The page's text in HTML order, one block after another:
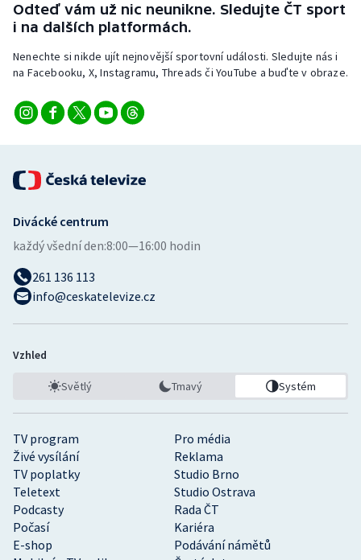
Odteď vám už nic neunikne. Sledujte ČT sport
i na dalších platformách.
Nenechte si nikde ujít nejnovější sportovní události. Sledujte nás i
na Facebooku, X, Instagramu, Threads či YouTube a buďte v obraze.
TV program
Pro média
Živé vysílání
Reklama
TV poplatky
Studio Brno
Teletext
Studio Ostrava
Podcasty
Rada ČT
Počasí
Kariéra
E-shop
Podávání námětů
Divácké centrum
každý všední den:8:00—16:00 hodin
261 136 113
info@ceskatelevize.cz
Vzhled
Světlý Tmavý Systém